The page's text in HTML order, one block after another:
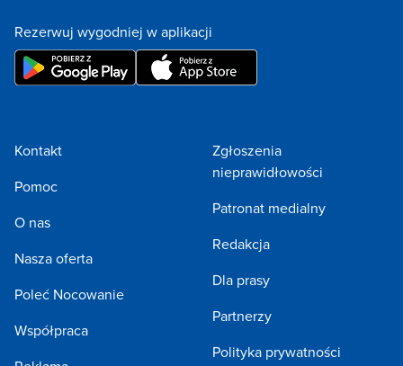
Rezerwuj wygodniej w aplikacji
Kontakt
Pomoc
O nas
Nasza oferta
Poleć Nocowanie
Współpraca
Zgłoszenia
nieprawidłowości
Patronat medialny
Redakcja
Dla prasy
Partnerzy
Polityka prywatności